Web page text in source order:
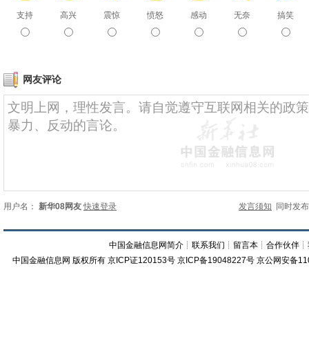
支持 高兴 震惊 愤怒 感动 无奈 搞笑
网友评论
用户名： 新华08网友 快速登录 发言须知 同时发
中国金融信息网简介 ┊联系我们 ┊ 留言本 ┊合作伙伴 ┊
中国金融信息网 版权所有 京ICP证120153号 京ICP备19048227号 京公网安备